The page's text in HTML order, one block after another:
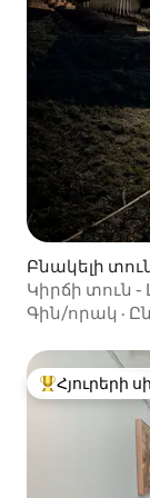
Բնակելի
Կիրճի տուն -
Գին/որակ ·
Հյուրերի
Հյուրերի